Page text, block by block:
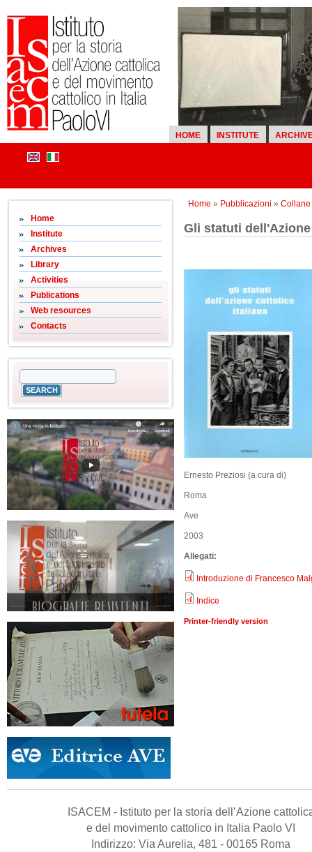
HOME INSTITUTE
Home » Pubblicazioni » Collane
Home
Institute
Archives
Library
Activities
Publications
Web resources
Contacts
Gli statuti
Ernesto Preziosi (a cura di)
Roma
Ave
2003
Allegati:
Introduzione di Francesco
Indice
Printer-friendly version
ISACEM - Istituto per la storia dell’Azione
e del movimento cattolico in Italia Paolo VI
Indirizzo: Via Aurelia, 481 - 00165 Roma